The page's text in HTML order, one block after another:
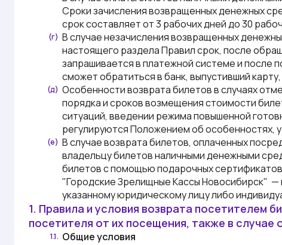
Сроки зачисления возвращенных денежных
срок составляет от 3 рабочих дней до 30
(г) В случае незачисления возвращенных
настоящего разделаПравилсрок, после
запрашивается в платежной системе и после
сможет обратиться в банк, выпустивший
(д) Особенности возврата билетов в случаях
порядка и сроков возмещения стоимости
ситуаций, введении режима повышенной
регулируются Положением об
(е) В случае возврата билетов, оплаченных
владельцу билетов наличными денежными
билетов с помощью подарочных
"Городские Зрелищные Кассы Новосибирск"
указанному юридическому лицу либо
1. Правила и условия возврата посетителем
посетителя от их посещения, также в
1.1. Общие условия